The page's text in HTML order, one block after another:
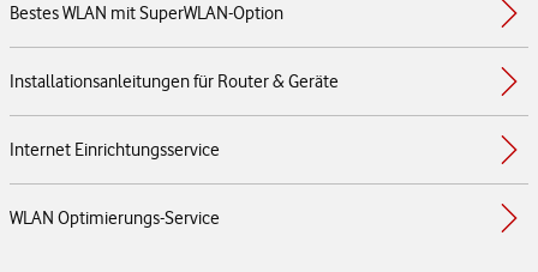
Bestes WLAN mit SuperWLAN-Option
Installationsanleitungen für Router & Geräte
Internet Einrichtungsservice
WLAN Optimierungs-Service